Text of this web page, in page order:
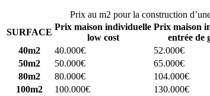
Prix au m2 pour la construction
SURFACE
Prix maison individuelle
low cost
Prix maison
entrée de
40m2
40.000€ 52.000€
50m2
50.000€ 65.000€
80m2
80.000€ 104.000€
100m2
100.000€ 130.000€